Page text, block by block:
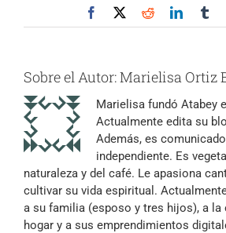
Facebook RedditLinkedIn
Sobre el Autor:Marielisa Ortiz
Marielisa fundó Atabey
Actualmente edita su
Además, es
independiente. Es
naturaleza y del café. Le apasiona
cultivar su vida espiritual.
a su familia (esposo y tres hijos), a la
hogar y a sus emprendimientos